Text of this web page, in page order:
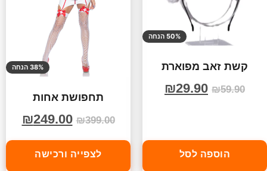
50% הנחה
קשת זאב מפוארת
₪59.90
₪29.90
הוספה לסל
38% הנחה
תחפושת אחות
₪399.00
₪249.00
לצפייה ורכישה